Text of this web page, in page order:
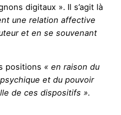
digitaux ». Il s’agit là
une relation affective
et en se souvenant
positions « en raison du
et du pouvoir
de ces dispositifs ».